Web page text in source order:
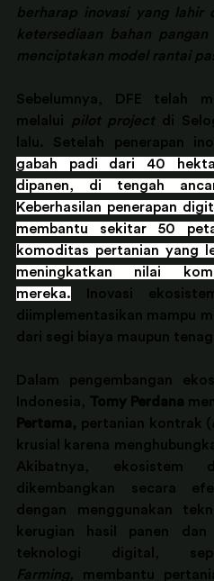
berharap inovasi yang lahir
ketersediaan bahan
menciptakan model rantai
Sebelumnya, DFE telah
melalui
pilot project di
lalu. Setelah penerapan
gabah padi dari 40
dipanen, di tengah
Keberhasilan penerapan
membantu sekitar 50
komoditas pertanian yang
meningkatkan nilai
mereka. Inovasi
diimplementasikan mampu
dari segi biaya maupun
Dalam pengembangan
Indonesia, Tomy Perdana
Pertama, pertanian kontrak (
krusial karena
Akibatnya, ekosistem
dikembangkan secara
dengan menggunakan
kerugian hasil panen
teknologi digital,
Farming, membantu